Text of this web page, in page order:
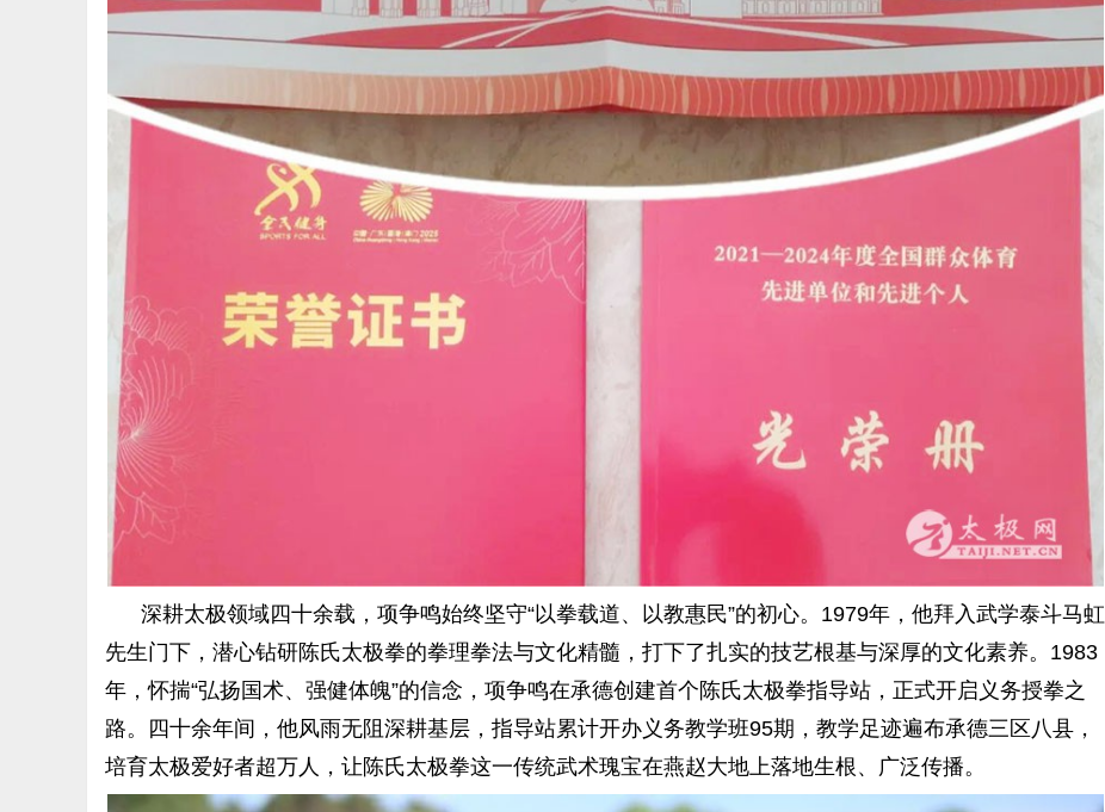
深耕太极领域四十余载，项争鸣始终坚守“以拳载道、以教惠民”的初心。1979年，他拜入武学泰斗马虹
先生门下，潜心钻研陈氏太极拳的拳理拳法与文化精髓，打下了扎实的技艺根基与深厚的文化素养。1983
年，怀揣“弘扬国术、强健体魄”的信念，项争鸣在承德创建首个陈氏太极拳指导站，正式开启义务授拳之
路。四十余年间，他风雨无阻深耕基层，指导站累计开办义务教学班95期，教学足迹遍布承德三区八县，
培育太极爱好者超万人，让陈氏太极拳这一传统武术瑰宝在燕赵大地上落地生根、广泛传播。